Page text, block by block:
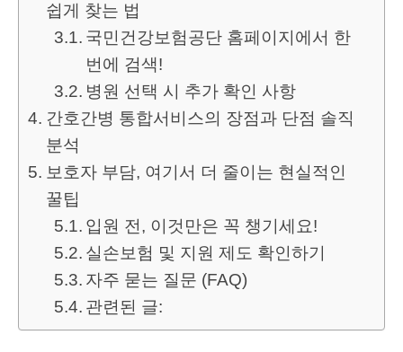
쉽게 찾는 법
국민건강보험공단 홈페이지에서 한
번에 검색!
병원 선택 시 추가 확인 사항
간호간병 통합서비스의 장점과 단점 솔직
분석
보호자 부담, 여기서 더 줄이는 현실적인
꿀팁
입원 전, 이것만은 꼭 챙기세요!
실손보험 및 지원 제도 확인하기
자주 묻는 질문 (FAQ)
관련된 글: